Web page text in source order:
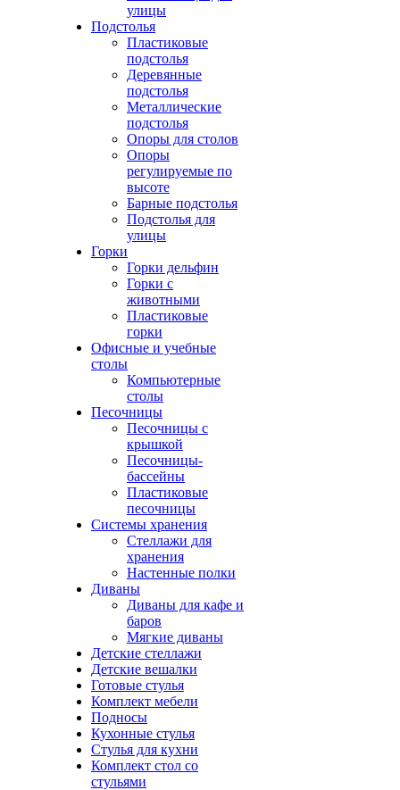
улицы
Подстолья
Пластиковые
подстолья
Деревянные
подстолья
Металлические
подстолья
Опоры для столов
Опоры
регулируемые по
высоте
Барные подстолья
Подстолья для
улицы
Горки
Горки дельфин
Горки с
животными
Пластиковые
горки
Офисные и учебные
столы
Компьютерные
столы
Песочницы
Песочницы с
крышкой
Песочницы-
бассейны
Пластиковые
песочницы
Системы хранения
Стеллажи для
хранения
Настенные полки
Диваны
Диваны для кафе и
баров
Мягкие диваны
Детские стеллажи
Детские вешалки
Готовые стулья
Комплект мебели
Подносы
Кухонные стулья
Стулья для кухни
Комплект стол со
стульями